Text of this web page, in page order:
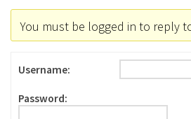
You must be logged in to reply
Username:
Password: